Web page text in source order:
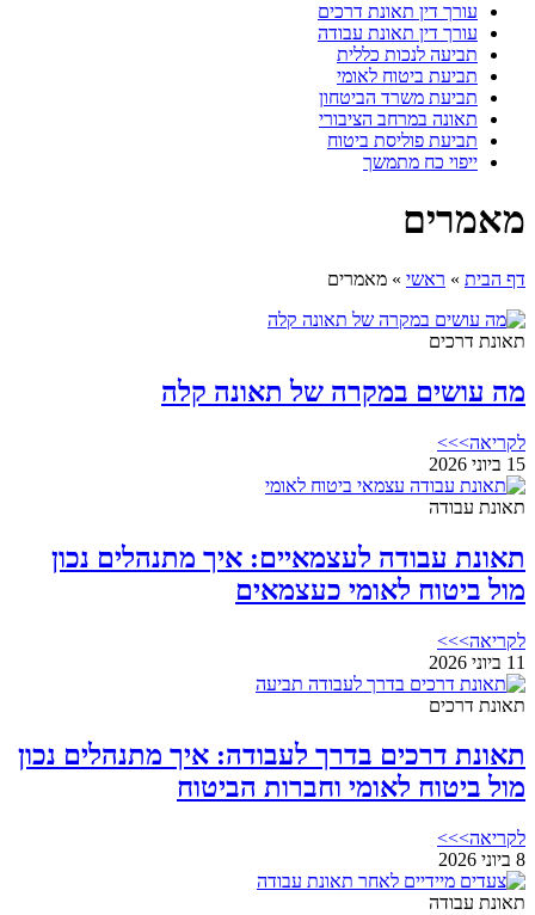
עורך דין תאונת דרכים
עורך דין תאונת עבודה
תביעה לנכות כללית
תביעת ביטוח לאומי
תביעת משרד הביטחון
תאונה במרחב הציבורי
תביעת פוליסת ביטוח
ייפוי כח מתמשך
מאמרים
דף הבית » ראשי » מאמרים
תאונת דרכים
מה עושים במקרה של תאונה קלה
לקריאה>>>
15 ביוני 2026
תאונת עבודה
תאונת עבודה לעצמאיים: איך מתנהלים נכון
מול ביטוח לאומי כעצמאים
לקריאה>>>
11 ביוני 2026
תאונת דרכים
תאונת דרכים בדרך לעבודה: איך מתנהלים נכון
מול ביטוח לאומי וחברות הביטוח
לקריאה>>>
8 ביוני 2026
תאונת עבודה